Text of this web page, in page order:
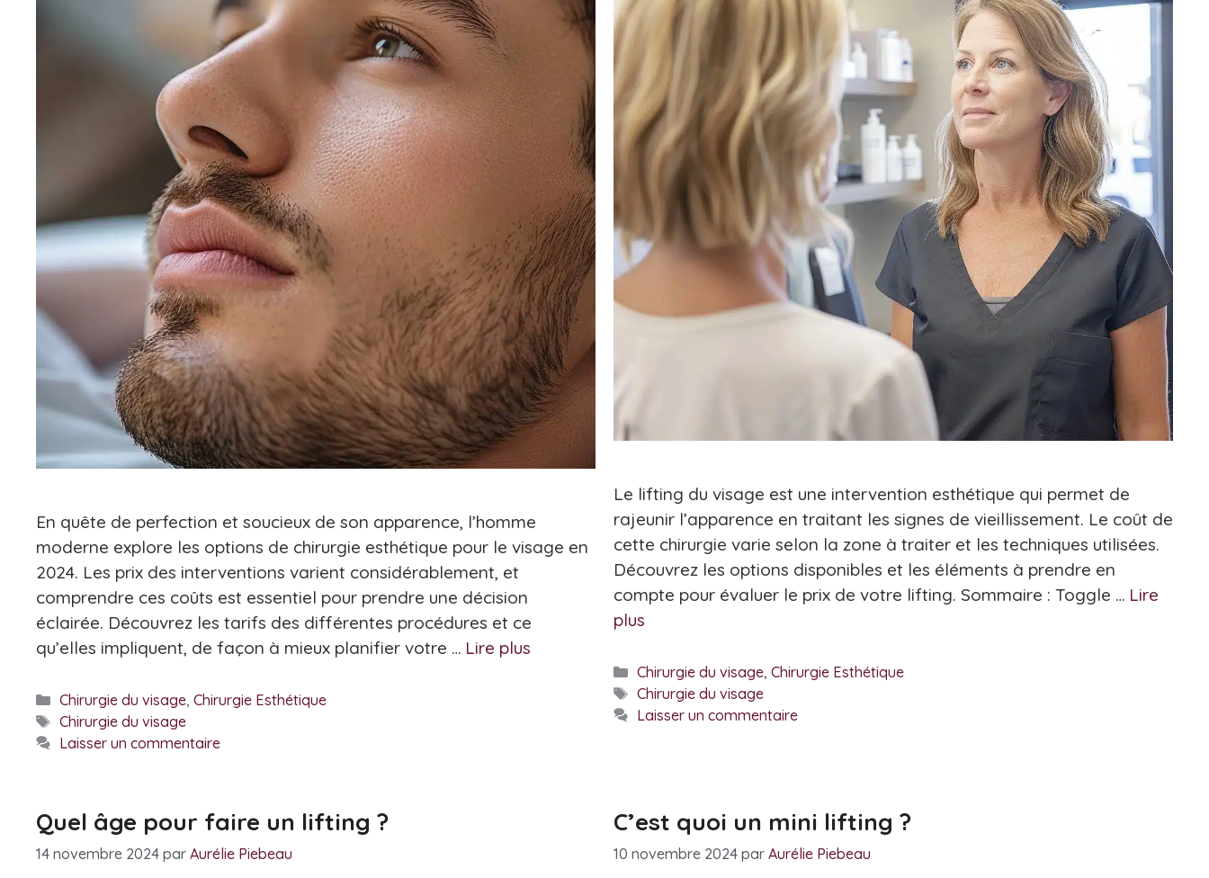
En quête de perfection et soucieux de son apparence, l’homme
moderne explore les options de chirurgie esthétique pour le visage en
2024. Les prix des interventions varient considérablement, et
comprendre ces coûts est essentiel pour prendre une décision
éclairée. Découvrez les tarifs des différentes procédures et ce
qu’elles impliquent, de façon à mieux planifier votre … Lire plus
Catégories
Chirurgie du visage, Chirurgie Esthétique
Étiquettes
Chirurgie du visage
Laisser un commentaire
Le lifting du visage est une intervention esthétique qui permet de
rajeunir l’apparence en traitant les signes de vieillissement. Le coût de
cette chirurgie varie selon la zone à traiter et les techniques utilisées.
Découvrez les options disponibles et les éléments à prendre en
compte pour évaluer le prix de votre lifting. Sommaire : Toggle … Lire
plus
Catégories
Chirurgie du visage, Chirurgie Esthétique
Étiquettes
Chirurgie du visage
Laisser un commentaire
Quel âge pour faire un lifting ?
14 novembre 2024 par Aurélie Piebeau
C’est quoi un mini lifting ?
10 novembre 2024 par Aurélie Piebeau